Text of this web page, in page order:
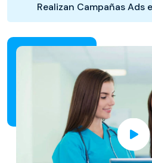
Realizan Campañas Ads